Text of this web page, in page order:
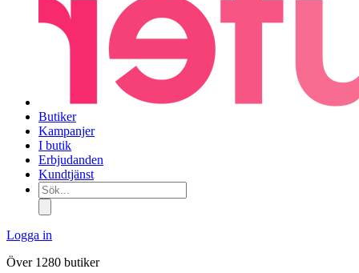
Butiker
Kampanjer
I butik
Erbjudanden
Kundtjänst
Sök...
Logga in
Över 1280 butiker